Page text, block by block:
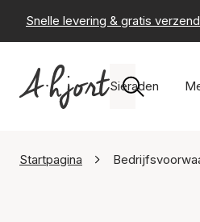
Snelle levering & gratis
Sieraden
Startpagina